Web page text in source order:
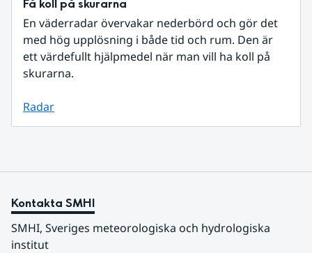
Få koll på skurarna
En väderradar övervakar nederbörd och gör det
med hög upplösning i både tid och rum. Den är
ett värdefullt hjälpmedel när man vill ha koll på
skurarna.
Radar
Kontakta SMHI
SMHI, Sveriges meteorologiska och hydrologiska
institut